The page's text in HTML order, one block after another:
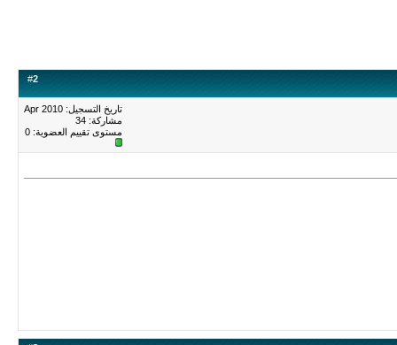
#2
تاريخ التسجيل: Apr 2010
مشاركة: 34
مستوى تقييم العضوية: 0